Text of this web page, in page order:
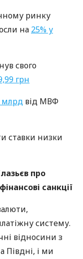
ринку
на 25% у
свого
грн
млрд від МВФ
ставки низки
про
санкції
систему.
відносини з
Півдні, і ми